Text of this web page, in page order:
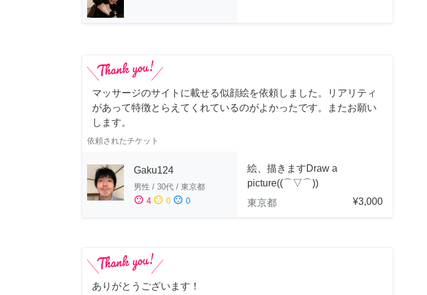
マッサージのサイトに載せる似顔絵を依頼しました。リアリティ
があって特徴とらえてくれているのがよかったです。またお願い
します。
依頼されたチケット
Gaku124
男性 / 30代 / 東京都
sentiment_satisfied 4 sentiment_neutral 0 sentiment_dissatisfied 0
絵、描きますDraw a
picture((⌒▽⌒))
東京都
¥3,000
ありがとうございます！